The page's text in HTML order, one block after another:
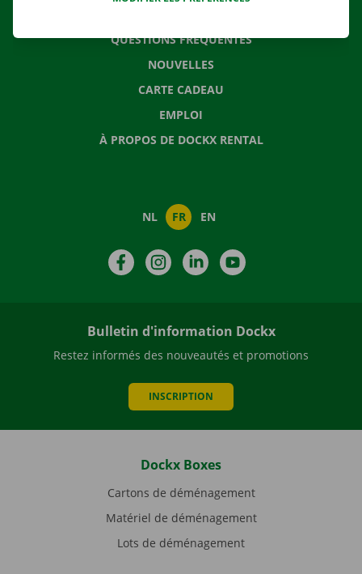
QUESTIONS FRÉQUENTES
NOUVELLES
CARTE CADEAU
EMPLOI
À PROPOS DE DOCKX RENTAL
NL FR EN
FacebookInstagramLinkedIn
Bulletin d'information Dockx
Restez informés des nouveautés et promotions
INSCRIPTION
Dockx Boxes
Cartons de déménagement
Matériel de déménagement
Lots de déménagement